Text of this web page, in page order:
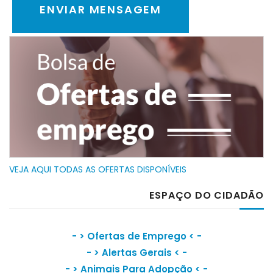
VEJA AQUI TODAS AS OFERTAS DISPONÍVEIS
ESPAÇO DO CIDADÃO
- > Ofertas de Emprego< -
- > Alertas Gerais < -
- > Animais Para Adopção < -